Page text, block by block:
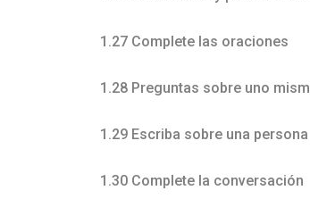
1.27 Complete las oraciones
1.28 Preguntas sobre uno
1.29 Escriba sobre una
1.30 Complete la conversación